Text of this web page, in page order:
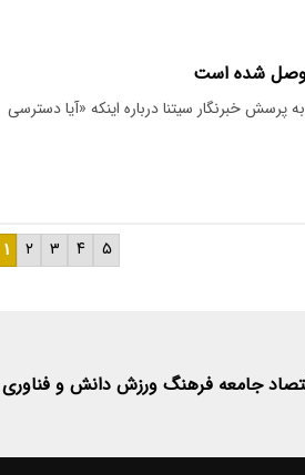
وصل شده است
خبرنگار سیتنا درباره اینکه «آیا دسترسی
۱ ۲ ۳ ۴ ۵
جامعه فرهنگ ورزش دانش و فناوری